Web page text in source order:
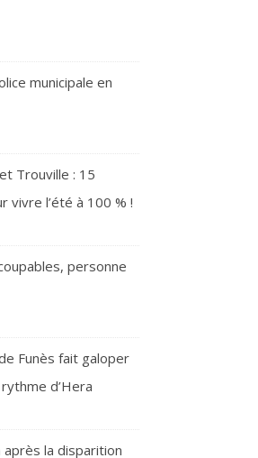
municipale en
Trouville : 15
vivre l’été à 100 % !
personne
Funès fait galoper
d’Hera
la disparition